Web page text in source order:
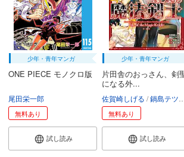
少年・青年マンガ
ONE PIECE モノクロ版
尾田栄一郎
無料あり
試し読み
少年・青年マンガ
片田舎のおっさん、剣
になる外...
佐賀崎しげる 鍋島テツヒロ
無料あり
試し読み